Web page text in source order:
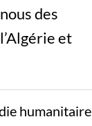
des
et
humanitaire